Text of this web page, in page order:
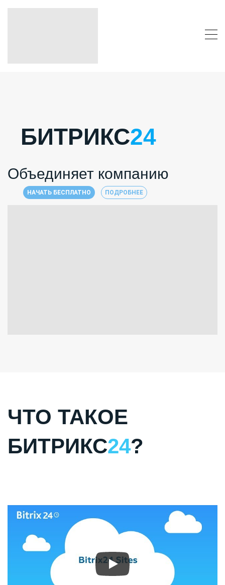
БИТРИКС24
Объединяет компанию
НАЧАТЬ БЕСПЛАТНО ПОДРОБНЕЕ
ЧТО ТАКОЕ
БИТРИКС24?